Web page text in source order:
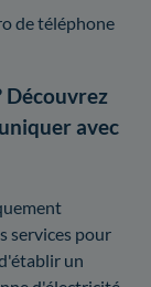
de téléphone
Découvrez
avec
services pour
un